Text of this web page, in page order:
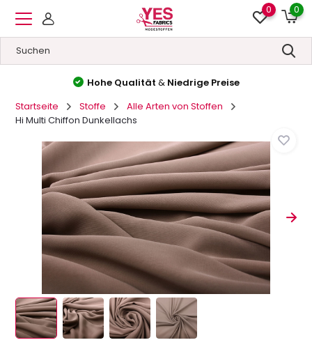
0 0
Hohe Qualität & Niedrige Preise
Startseite
Stoffe
Alle Arten von Stoffen
Hi Multi Chiffon Dunkellachs